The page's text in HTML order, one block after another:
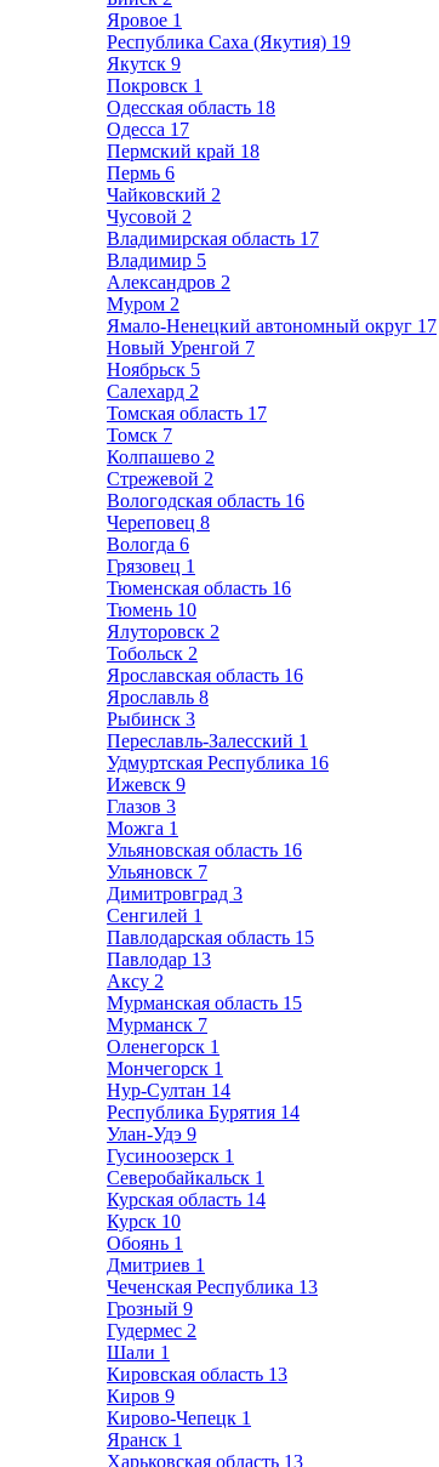
Яровое 1
Республика Саха (Якутия) 19
Якутск 9
Покровск 1
Одесская область 18
Одесса 17
Пермский край 18
Пермь 6
Чайковский 2
Чусовой 2
Владимирская область 17
Владимир 5
Александров 2
Муром 2
Ямало-Ненецкий автономный округ 17
Новый Уренгой 7
Ноябрьск 5
Салехард 2
Томская область 17
Томск 7
Колпашево 2
Стрежевой 2
Вологодская область 16
Череповец 8
Вологда 6
Грязовец 1
Тюменская область 16
Тюмень 10
Ялуторовск 2
Тобольск 2
Ярославская область 16
Ярославль 8
Рыбинск 3
Переславль-Залесский 1
Удмуртская Республика 16
Ижевск 9
Глазов 3
Можга 1
Ульяновская область 16
Ульяновск 7
Димитровград 3
Сенгилей 1
Павлодарская область 15
Павлодар 13
Аксу 2
Мурманская область 15
Мурманск 7
Оленегорск 1
Мончегорск 1
Нур-Султан 14
Республика Бурятия 14
Улан-Удэ 9
Гусиноозерск 1
Северобайкальск 1
Курская область 14
Курск 10
Обоянь 1
Дмитриев 1
Чеченская Республика 13
Грозный 9
Гудермес 2
Шали 1
Кировская область 13
Киров 9
Кирово-Чепецк 1
Яранск 1
Харьковская область 13